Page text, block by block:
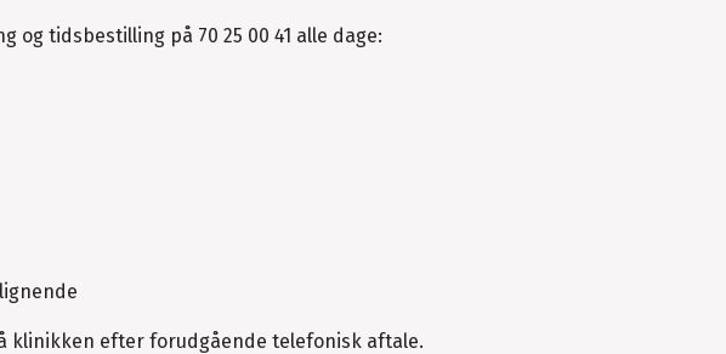
og tidsbestilling på 70 25 00 41 alle dage:
klinikken efter forudgående telefonisk aftale.